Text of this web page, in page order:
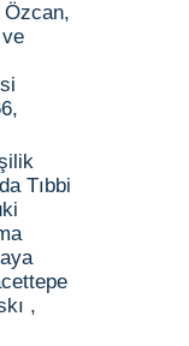
Özcan,
ve
Tıbbi
,